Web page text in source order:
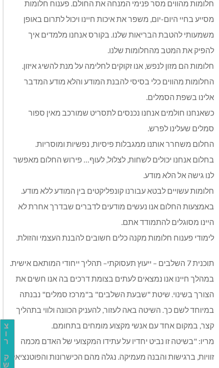
צ
ו
ר
ק
ש
חלומות מהווים מסר פנימי המנחה את החולם. פענוח חלומות
מסייע בחיי היום-יום, משפר את איכות חיינו ויכול לתרום באופן
משמעותי להטבת הבריאות שלנו. בקורס אנחנו מלמדים איך
להפיק את המטב מהחלומות שלנו.
חלומות הם מזון לנפש, אנו זקוקים לחלימה על מנת להשיג איזון.
החלומות מהווים כלי בסיסי להבנת המודע והלא מודע המדבר
אלינו בשפת הסמלים.
כשאנחנו חולמים אנחנו נכנסים לתסריט שמורכב מאין ספור
סמלים שעלינו לפרש.
החלום משחרר אותנו ממגבלות פיסיות, נפשיות ומוסריות.
בחלום אנחנו יכולים לשחות, לצלול, לעוף… פירוש החלום מאפשר
לנו גישה אל הלא מודע.
חלומות עשויים לבטא עבורנו קונפליקטים בין המודע ללא מודע.
באמצעות החלום אנו נעשים מודעים לדברים שבדרך אחרת לא
היינו מסוגלים להתמודד אתם.
לימודי פענוח חלומות מקנה כלים חשובים להבנת העצמי והזולת.
תוכנית 7 השלבים – ייעוץ תעסוקתי– תהליך ייחודי המותאם אישית.
במהלך חיינו אנו נמצאים לעתים בצומת דרכים בה אנו חשים את
הצורך בשינוי. שיטת "שבעת השלבים" ב"מרכז סמלים" נבנתה
במיוחד לשם כך. השיטה באה לעזור, להעניק הכוונה ולווי בתהליך
קצר, במקום אחד עם אנשי מקצוע מומחים בתחומם.
מריו: "בשיטה זו נביט יחדיו על עתידו המקצועי של האדם מכמה
זוויות, ברגישות והבנה מעמיקה. נגלה מהם הכישרונות והפוטנציאל